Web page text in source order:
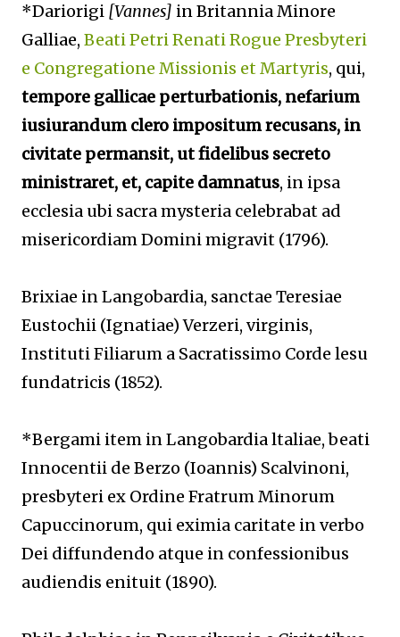
*Dariorigi [Vannes] in Britannia Minore
Galliae, Beati Petri Renati Rogue Presbyteri
e Congregatione Missionis et Martyris, qui,
tempore gallicae perturbationis, nefarium
iusiurandum clero impositum recusans, in
civitate permansit, ut fidelibus secreto
ministraret, et, capite damnatus, in ipsa
ecclesia ubi sacra mysteria celebrabat ad
misericordiam Domini migravit (1796).
Brixiae in Langobardia, sanctae Teresiae
Eustochii (Ignatiae) Verzeri, virginis,
Instituti Filiarum a Sacratissimo Corde lesu
fundatricis (1852).
*Bergami item in Langobardia ltaliae, beati
Innocentii de Berzo (Ioannis) Scalvinoni,
presbyteri ex Ordine Fratrum Minorum
Capuccinorum, qui eximia caritate in verbo
Dei diffundendo atque in confessionibus
audiendis enituit (1890).